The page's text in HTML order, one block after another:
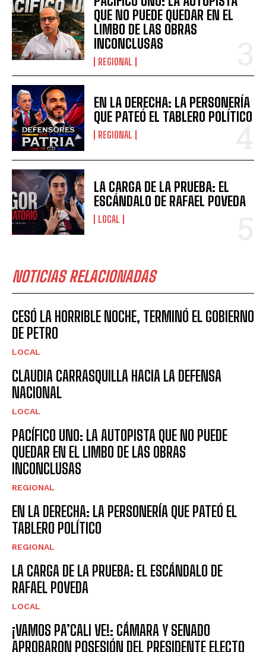
QUE NO PUEDE QUEDAR EN EL
LIMBO DE LAS OBRAS
INCONCLUSAS
REGIONAL
EN LA DERECHA: LA PERSONERÍA
QUE PATEÓ EL TABLERO POLÍTICO
REGIONAL
LA CARGA DE LA PRUEBA: EL
ESCÁNDALO DE RAFAEL POVEDA
LOCAL
NOTICIAS RELACIONADAS
CESÓ LA HORRIBLE NOCHE, TERMINÓ EL GOBIERNO
DE PETRO
LOCAL
CLAUDIA CARRASQUILLA HACIA LA DEFENSA
NACIONAL
LOCAL
PACÍFICO UNO: LA AUTOPISTA QUE NO PUEDE
QUEDAR EN EL LIMBO DE LAS OBRAS
INCONCLUSAS
REGIONAL
EN LA DERECHA: LA PERSONERÍA QUE PATEÓ EL
TABLERO POLÍTICO
REGIONAL
LA CARGA DE LA PRUEBA: EL ESCÁNDALO DE
RAFAEL POVEDA
LOCAL
¡VAMOS PA’CALI VE!: CÁMARA Y SENADO
APROBARON POSESIÓN DEL PRESIDENTE ELECTO